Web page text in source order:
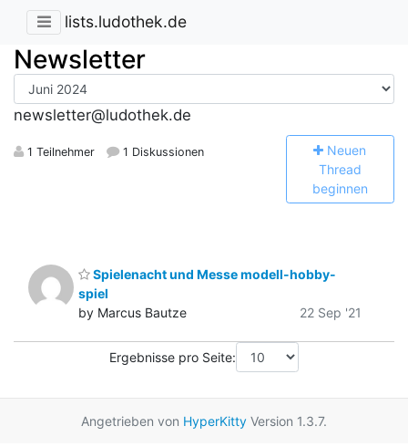
lists.ludothek.de
Newsletter
newsletter@ludothek.de
1 Teilnehmer 1 Diskussionen Neuen
Thread
beginnen
Spielenacht und Messe modell-hobby-
spiel
by Marcus Bautze
22 Sep '21
Ergebnisse pro Seite:
Angetrieben von HyperKitty Version 1.3.7.